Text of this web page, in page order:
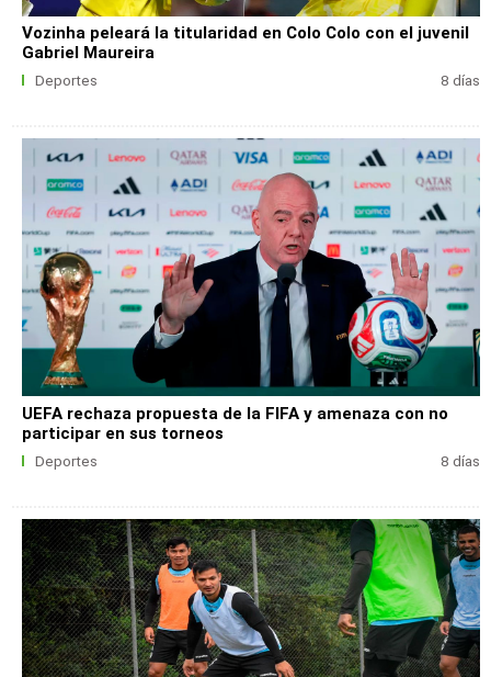
Vozinha peleará la titularidad en Colo Colo con el juvenil
Gabriel Maureira
Deportes 8 días
UEFA rechaza propuesta de la FIFA y amenaza con no
participar en sus torneos
Deportes 8 días